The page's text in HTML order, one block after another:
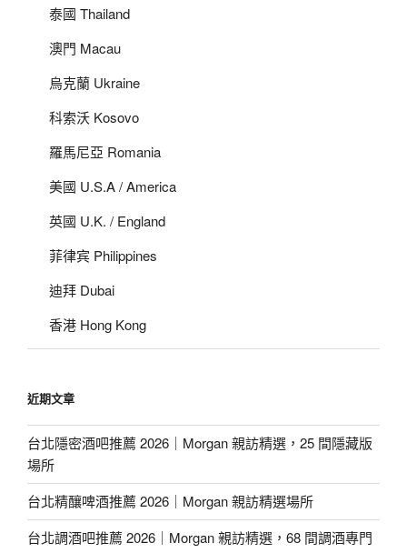
泰國 Thailand
澳門 Macau
烏克蘭 Ukraine
科索沃 Kosovo
羅馬尼亞 Romania
美國 U.S.A / America
英國 U.K. / England
菲律宾 Philippines
迪拜 Dubai
香港 Hong Kong
近期文章
台北隱密酒吧推薦 2026｜Morgan 親訪精選，25 間隱藏版
場所
台北精釀啤酒推薦 2026｜Morgan 親訪精選場所
台北調酒吧推薦 2026｜Morgan 親訪精選，68 間調酒專門